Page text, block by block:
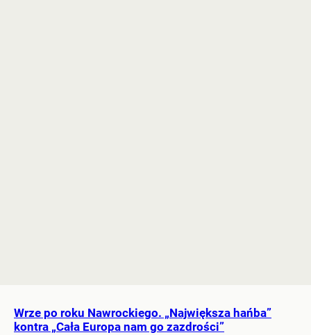
Wrze po roku Nawrockiego. „Największa hańba”
kontra „Cała Europa nam go zazdrości”